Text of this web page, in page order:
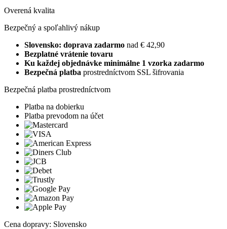
Overená kvalita
Bezpečný a spoľahlivý nákup
Slovensko: doprava zadarmo nad € 42,90
Bezplatné vrátenie tovaru
Ku každej objednávke minimálne 1 vzorka zadarmo
Bezpečná platba prostredníctvom SSL šifrovania
Bezpečná platba prostredníctvom
Platba na dobierku
Platba prevodom na účet
Cena dopravy: Slovensko